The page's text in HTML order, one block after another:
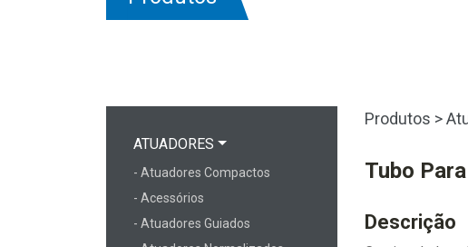
ATUADORES
- Atuadores Compactos
- Acessórios
- Atuadores Guiados
Produtos >
Tubo
Descrição